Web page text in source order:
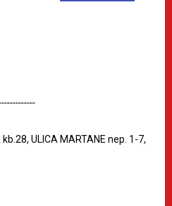
ULICA MARTANE nep. 1-7,